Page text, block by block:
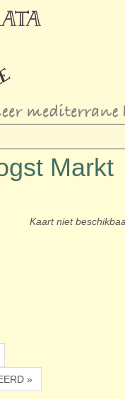
Markt
Kaart niet
»